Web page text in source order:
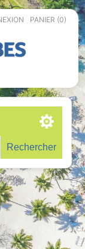
PANIER (0)
Rechercher